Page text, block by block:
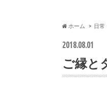
ホーム 日常
2018.08.01
ご縁と